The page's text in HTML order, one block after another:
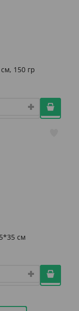
150 гр
см